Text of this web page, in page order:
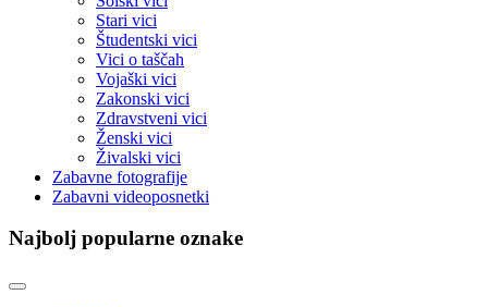
Stari vici
Študentski vici
Vici o taščah
Vojaški vici
Zakonski vici
Zdravstveni vici
Ženski vici
Živalski vici
Zabavne fotografije
Zabavni videoposnetki
Najbolj popularne oznake